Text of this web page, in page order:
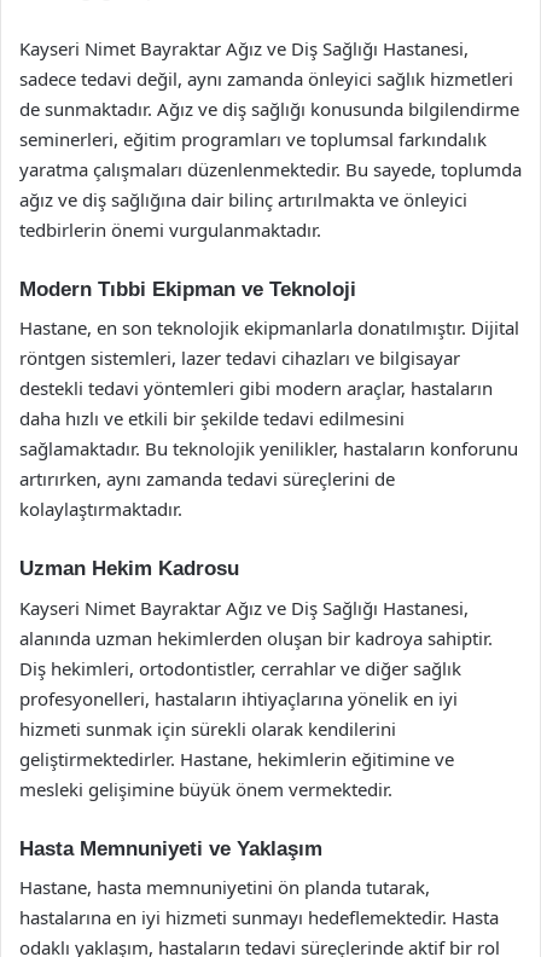
Kayseri Nimet Bayraktar Ağız ve Diş Sağlığı Hastanesi,
sadece tedavi değil, aynı zamanda önleyici sağlık hizmetleri
de sunmaktadır. Ağız ve diş sağlığı konusunda bilgilendirme
seminerleri, eğitim programları ve toplumsal farkındalık
yaratma çalışmaları düzenlenmektedir. Bu sayede, toplumda
ağız ve diş sağlığına dair bilinç artırılmakta ve önleyici
tedbirlerin önemi vurgulanmaktadır.
Modern Tıbbi Ekipman ve Teknoloji
Hastane, en son teknolojik ekipmanlarla donatılmıştır. Dijital
röntgen sistemleri, lazer tedavi cihazları ve bilgisayar
destekli tedavi yöntemleri gibi modern araçlar, hastaların
daha hızlı ve etkili bir şekilde tedavi edilmesini
sağlamaktadır. Bu teknolojik yenilikler, hastaların konforunu
artırırken, aynı zamanda tedavi süreçlerini de
kolaylaştırmaktadır.
Uzman Hekim Kadrosu
Kayseri Nimet Bayraktar Ağız ve Diş Sağlığı Hastanesi,
alanında uzman hekimlerden oluşan bir kadroya sahiptir.
Diş hekimleri, ortodontistler, cerrahlar ve diğer sağlık
profesyonelleri, hastaların ihtiyaçlarına yönelik en iyi
hizmeti sunmak için sürekli olarak kendilerini
geliştirmektedirler. Hastane, hekimlerin eğitimine ve
mesleki gelişimine büyük önem vermektedir.
Hasta Memnuniyeti ve Yaklaşım
Hastane, hasta memnuniyetini ön planda tutarak,
hastalarına en iyi hizmeti sunmayı hedeflemektedir. Hasta
odaklı yaklaşım, hastaların tedavi süreçlerinde aktif bir rol